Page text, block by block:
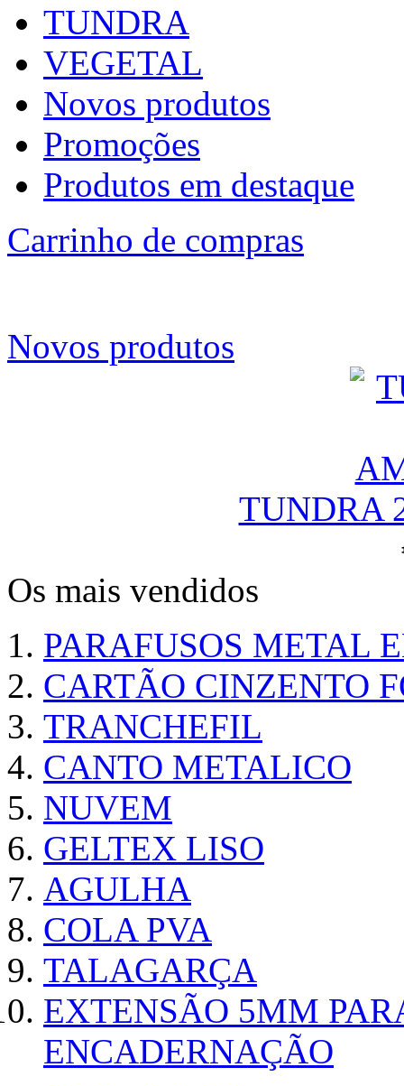
TUNDRA
VEGETAL
Novos produtos
Promoções
Produtos em destaque
Carrinho de compras
Novos produtos
TUNDRA
Os mais vendidos
PARAFUSOS METAL
CARTÃO CINZENTO
TRANCHEFIL
CANTO METALICO
NUVEM
GELTEX LISO
AGULHA
COLA PVA
TALAGARÇA
EXTENSÃO 5MM
ENCADERNAÇÃO